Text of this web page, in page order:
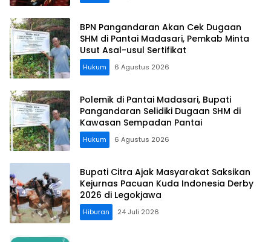
BPN Pangandaran Akan Cek Dugaan
SHM di Pantai Madasari, Pemkab Minta
Usut Asal-usul Sertifikat
Hukum 6 Agustus 2026
Polemik di Pantai Madasari, Bupati
Pangandaran Selidiki Dugaan SHM di
Kawasan Sempadan Pantai
Hukum 6 Agustus 2026
Bupati Citra Ajak Masyarakat Saksikan
Kejurnas Pacuan Kuda Indonesia Derby
2026 di Legokjawa
Hiburan 24 Juli 2026